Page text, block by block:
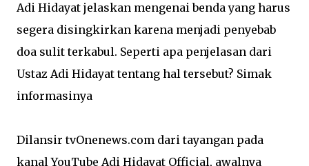
Adi Hidayat jelaskan mengenai benda yang harus
segera disingkirkan karena menjadi penyebab
doa sulit terkabul. Seperti apa penjelasan dari
Ustaz Adi Hidayat tentang hal tersebut? Simak
informasinya
Dilansir tvOnenews.com dari tayangan pada
kanal YouTube Adi Hidayat Official, awalnya